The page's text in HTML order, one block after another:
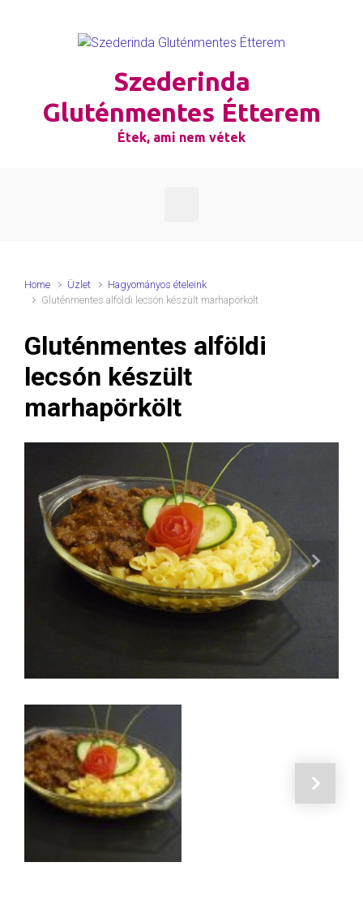
Szederinda
Gluténmentes Étterem
Étek, ami nem vétek
Home Üzlet
Hagyományos ételeink
Gluténmentes alföldi lecsón készült marhapörkölt
Gluténmentes alföldi
lecsón készült
marhapörkölt
Next